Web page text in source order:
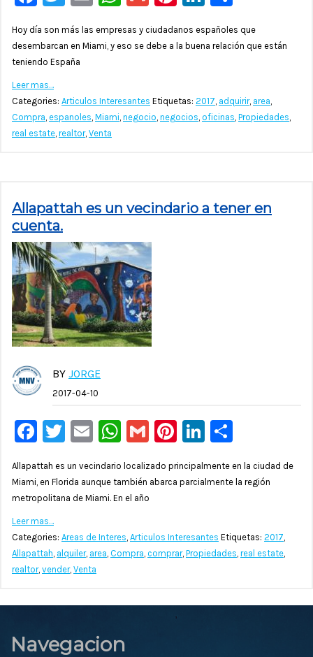
Hoy día son más las empresas y ciudadanos españoles que
desembarcan en Miami, y eso se debe a la buena relación que están
teniendo España
Leer mas…
Categories: Articulos Interesantes Etiquetas: 2017, adquirir, area,
Compra, espanoles, Miami, negocio, negocios, oficinas, Propiedades,
real estate, realtor, Venta
Allapattah es un vecindario a tener en
cuenta.
BY JORGE
2017-04-10
Facebook
Twitter
EmailWhatsApp
GmailPinterest
LinkedIn
Allapattah es un vecindario localizado principalmente en la ciudad de
Miami, en Florida aunque también abarca parcialmente la región
metropolitana de Miami. En el año
Leer mas…
Categories: Areas de Interes, Articulos Interesantes Etiquetas: 2017,
Allapattah, alquiler, area, Compra, comprar, Propiedades, real estate,
realtor, vender, Venta
Navegacion